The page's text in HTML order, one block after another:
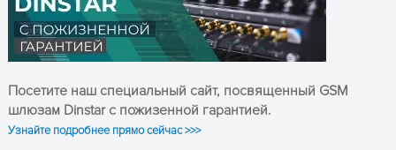
Посетите наш специальный сайт, посвященный GSM
шлюзам Dinstar с пожизенной гарантией.
Узнайте подробнее прямо сейчас >>>
Тип дисплея
Графический LCD дисплей без
подсветки, 132x48 пикселей
экран
Нет
Количество
линий
2